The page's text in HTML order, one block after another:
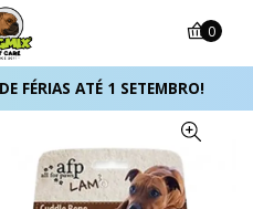
FÉRIAS ATÉ 1 SETEMBRO!
0